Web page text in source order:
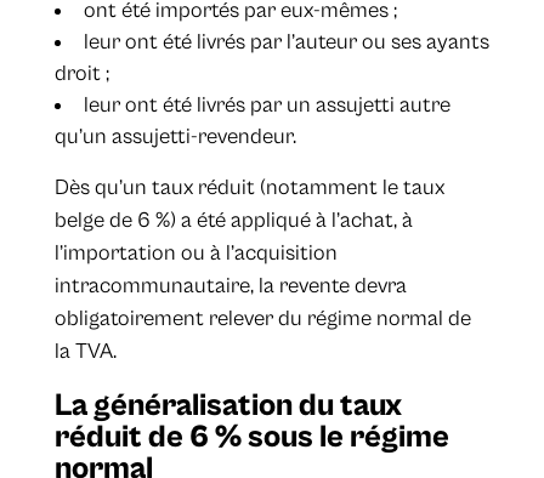
ont été importés par eux-mêmes ;
leur ont été livrés par l’auteur ou ses ayants
droit ;
leur ont été livrés par un assujetti autre
qu’un assujetti-revendeur.
Dès qu’un taux réduit (notamment le taux
belge de 6 %) a été appliqué à l’achat, à
l’importation ou à l’acquisition
intracommunautaire, la revente devra
obligatoirement relever du régime normal de
la TVA.
La généralisation du taux
réduit de 6 % sous le régime
normal